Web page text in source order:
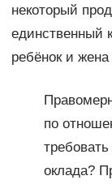
некоторый
единственный
ребёнок и жена
по
оклада?